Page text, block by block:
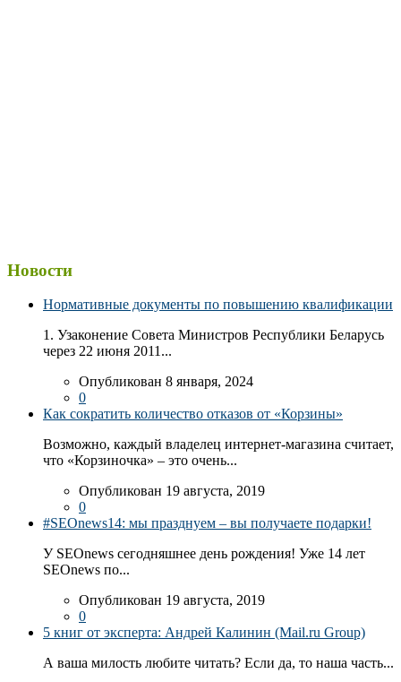
Новости
Нормативные документы по повышению квалификации
1. Узаконение Совета Министров Республики Беларусь
через 22 июня 2011...
Опубликован 8 января, 2024
0
Как сократить количество отказов от «Корзины»
Возможно, каждый владелец интернет-магазина считает,
что «Корзиночка» – это очень...
Опубликован 19 августа, 2019
0
#SEOnews14: мы празднуем – вы получаете подарки!
У SEOnews сегодняшнее день рождения! Уже 14 лет
SEOnews по...
Опубликован 19 августа, 2019
0
5 книг от эксперта: Андрей Калинин (Mail.ru Group)
А ваша милость любите читать? Если да, то наша часть...